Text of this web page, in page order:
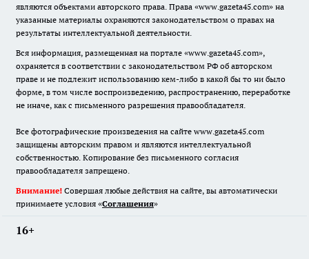
являются объектами авторского права. Права «www.gazeta45.com» на
указанные материалы охраняются законодательством о правах на
результаты интеллектуальной деятельности.
Вся информация, размещенная на портале «www.gazeta45.com»,
охраняется в соответствии с законодательством РФ об авторском
праве и не подлежит использованию кем-либо в какой бы то ни было
форме, в том числе воспроизведению, распространению, переработке
не иначе, как с письменного разрешения правообладателя.
Все фотографические произведения на сайте www.gazeta45.com
защищены авторским правом и являются интеллектуальной
собственностью. Копирование без письменного согласия
правообладателя запрещено.
Внимание! Совершая любые действия на сайте, вы автоматически
принимаете условия «Cоглашения»
16+